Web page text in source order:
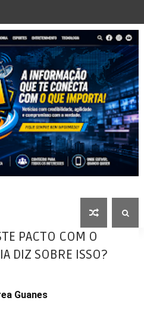
PACTO COM O
DIZ SOBRE ISSO?
Guanes